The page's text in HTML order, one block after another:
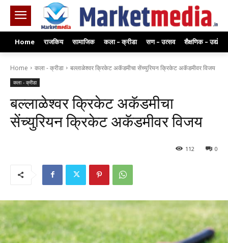
Home राजकिय सामाजिक कला – क्रीडा सण – उत्सव शैक्षणिक – उद्योग
Home कला - क्रीडा बल्लाळेश्वर क्रिकेट अकॅडमीचा सेंच्युरियन क्रिकेट अकॅडमीवर विजय
कला - क्रीडा
बल्लाळेश्वर क्रिकेट अकॅडमीचा
सेंच्युरियन क्रिकेट अकॅडमीवर विजय
0
112